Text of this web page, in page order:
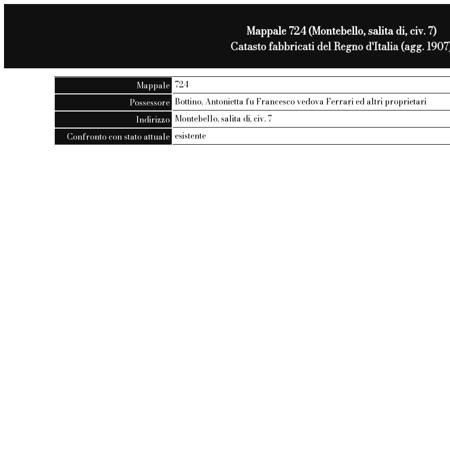
Mappale 724 (Montebello, salita di, civ. 7)
Catasto fabbricati del Regno d'Italia (agg.
Mappale 724
Possessore Bottino, Antonietta fu Francesco vedova Ferrari ed altri proprietari
Indirizzo Montebello, salita di, civ. 7
Confronto con stato attuale esistente